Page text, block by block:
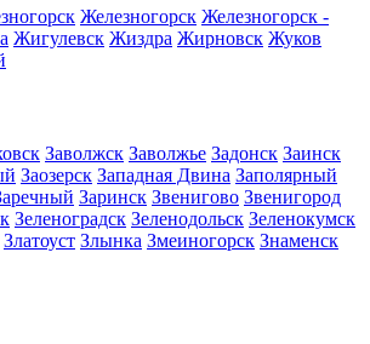
Железногорск Железногорск -
Жигулевск Жиздра Жирновск Жуков
Заволжск Заволжье Задонск Заинск
Заозерск Западная Двина Заполярный
Заринск Звенигово Звенигород
Зеленоградск Зеленодольск Зеленокумск
Златоуст Злынка Змеиногорск Знаменск